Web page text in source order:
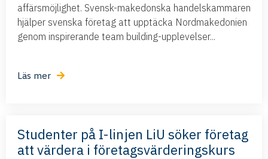
affärsmöjlighet. Svensk-makedonska handelskammaren
hjälper svenska företag att upptäcka Nordmakedonien
genom inspirerande team building-upplevelser...
Läs mer
Studenter på I-linjen LiU söker företag
att värdera i företagsvärderingskurs